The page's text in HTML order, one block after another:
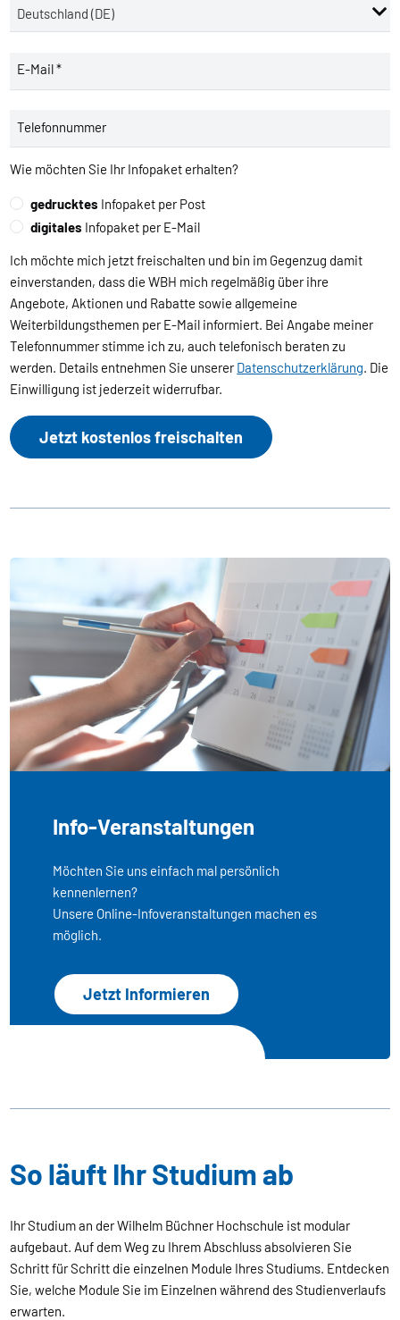
E-Mail *
Telefonnummer
Wie möchten Sie Ihr Infopaket erhalten?
gedrucktes Infopaket per Post
digitales Infopaket per E-Mail
Ich möchte mich jetzt freischalten und bin im Gegenzug damit
einverstanden, dass die WBH mich regelmäßig über ihre
Angebote, Aktionen und Rabatte sowie allgemeine
Weiterbildungsthemen per E-Mail informiert. Bei Angabe meiner
Telefonnummer stimme ich zu, auch telefonisch beraten zu
werden. Details entnehmen Sie unsererDatenschutzerklärung. Die
Einwilligung ist jederzeit widerrufbar.
Jetzt kostenlos freischalten
Info-Veranstaltungen
Möchten Sie uns einfach mal persönlich
kennenlernen?
Unsere Online-Infoveranstaltungen machen es
möglich.
Jetzt Informieren
So läuft Ihr Studium ab
Ihr Studium an der Wilhelm Büchner Hochschule ist modular
aufgebaut. Auf dem Weg zu Ihrem Abschluss absolvieren Sie
Schritt für Schritt die einzelnen Module Ihres Studiums. Entdecken
Sie, welche Module Sie im Einzelnen während des Studienverlaufs
erwarten.